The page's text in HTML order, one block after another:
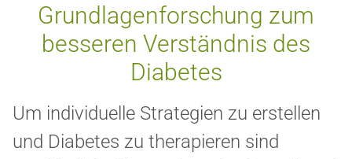
Grundlagenforschung zum
besseren Verständnis des
Diabetes
Um individuelle Strategien zu erstellen
und Diabetes zu therapieren sind